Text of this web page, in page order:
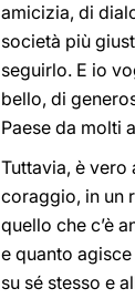
amicizia, di
società più
seguirlo. E io
bello, di
Paese da molti
Tuttavia, è vero
coraggio, in un
quello che c’è
e quanto
su sé stesso e